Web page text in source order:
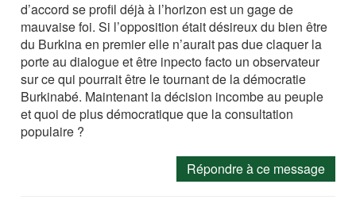
d’accord se profil déjà à l’horizon est un gage de
mauvaise foi. Si l’opposition était désireux du bien être
du Burkina en premier elle n’aurait pas due claquer la
porte au dialogue et être inpecto facto un observateur
sur ce qui pourrait être le tournant de la démocratie
Burkinabé. Maintenant la décision incombe au peuple
et quoi de plus démocratique que la consultation
populaire ?
Répondre à ce message